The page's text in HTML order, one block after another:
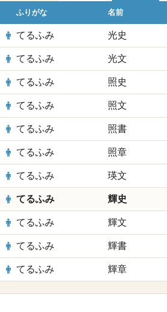
ふりがな 名前
てるふみ 光史
てるふみ 光文
てるふみ 照史
てるふみ 照文
てるふみ 照書
てるふみ 照章
てるふみ 瑛文
てるふみ 輝史
てるふみ 輝文
てるふみ 輝書
てるふみ 輝章